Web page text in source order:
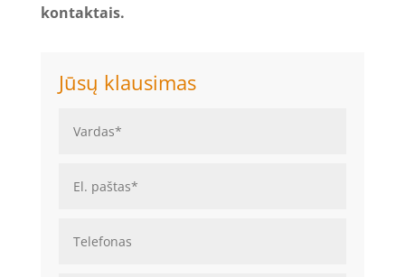
kontaktais.
Jūsų klausimas